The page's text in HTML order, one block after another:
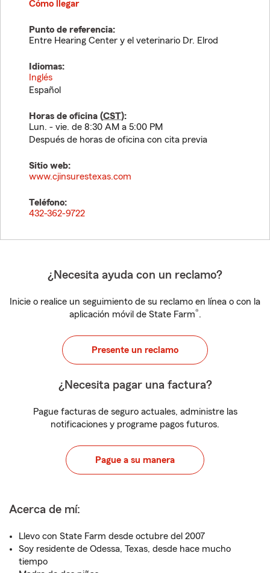
Cómo llegar
Punto de referencia:
Entre Hearing Center y el veterinario Dr. Elrod
Idiomas:
Inglés
Español
Horas de oficina (CST):
Lun. - vie. de 8:30 AM a 5:00 PM
Después de horas de oficina con cita previa
Sitio web:
www.cjinsurestexas.com
Teléfono:
432-362-9722
¿Necesita ayuda con un reclamo?
Inicie o realice un seguimiento de su reclamo en línea o con la
aplicación móvil de State Farm®.
Presente un reclamo
¿Necesita pagar una factura?
Pague facturas de seguro actuales, administre las
notificaciones y programe pagos futuros.
Pague a su manera
Acerca de mí:
Llevo con State Farm desde octubre del 2007
Soy residente de Odessa, Texas, desde hace mucho
tiempo